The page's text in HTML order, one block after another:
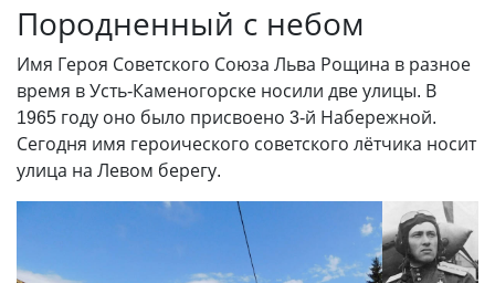
Породненный с небом
Имя Героя Советского Союза Льва Рощина в разное
время в Усть-Каменогорске носили две улицы. В
1965 году оно было присвоено 3-й Набережной.
Сегодня имя героического советского лётчика носит
улица на Левом берегу.